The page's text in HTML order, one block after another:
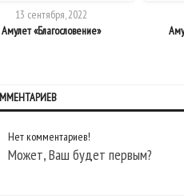
13 сентября, 2022
Амулет «Благословение»
Нет комментариев!
Может, Ваш будет первым?